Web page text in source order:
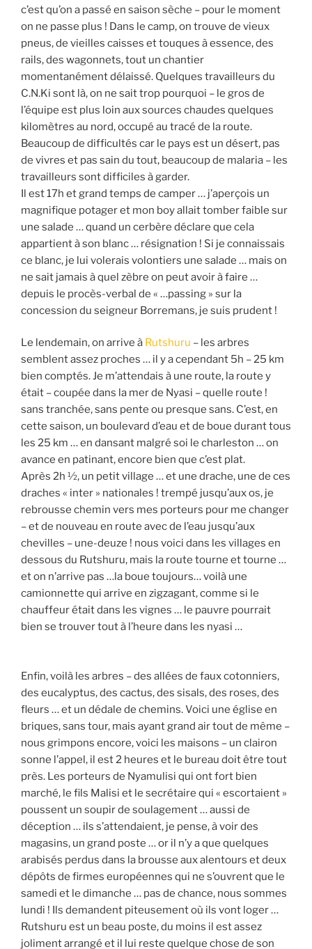
c’est qu’on a passé en saison sèche – pour le moment
on ne passe plus ! Dans le camp, on trouve de vieux
pneus, de vieilles caisses et touques à essence, des
rails, des wagonnets, tout un chantier
momentanément délaissé. Quelques travailleurs du
C.N.Ki sont là, on ne sait trop pourquoi – le gros de
l’équipe est plus loin aux sources chaudes quelques
kilomètres au nord, occupé au tracé de la route.
Beaucoup de difficultés car le pays est un désert, pas
de vivres et pas sain du tout, beaucoup de malaria – les
travailleurs sont difficiles à garder.
Il est 17h et grand temps de camper … j’aperçois un
magnifique potager et mon boy allait tomber faible sur
une salade … quand un cerbère déclare que cela
appartient à son blanc … résignation ! Si je connaissais
ce blanc, je lui volerais volontiers une salade … mais on
ne sait jamais à quel zèbre on peut avoir à faire …
depuis le procès-verbal de « …passing » sur la
concession du seigneur Borremans, je suis prudent !
Le lendemain, on arrive à Rutshuru – les arbres
semblent assez proches … il y a cependant 5h – 25 km
bien comptés. Je m’attendais à une route, la route y
était – coupée dans la mer de Nyasi – quelle route !
sans tranchée, sans pente ou presque sans. C’est, en
cette saison, un boulevard d’eau et de boue durant tous
les 25 km … en dansant malgré soi le charleston … on
avance en patinant, encore bien que c’est plat.
Après 2h ½, un petit village … et une drache, une de ces
draches « inter » nationales ! trempé jusqu’aux os, je
rebrousse chemin vers mes porteurs pour me changer
– et de nouveau en route avec de l’eau jusqu’aux
chevilles – une-deuze ! nous voici dans les villages en
dessous du Rutshuru, mais la route tourne et tourne …
et on n’arrive pas …la boue toujours… voilà une
camionnette qui arrive en zigzagant, comme si le
chauffeur était dans les vignes … le pauvre pourrait
bien se trouver tout à l’heure dans les nyasi …
Enfin, voilà les arbres – des allées de faux cotonniers,
des eucalyptus, des cactus, des sisals, des roses, des
fleurs … et un dédale de chemins. Voici une église en
briques, sans tour, mais ayant grand air tout de même –
nous grimpons encore, voici les maisons – un clairon
sonne l’appel, il est 2 heures et le bureau doit être tout
près. Les porteurs de Nyamulisi qui ont fort bien
marché, le fils Malisi et le secrétaire qui « escortaient »
poussent un soupir de soulagement … aussi de
déception … ils s’attendaient, je pense, à voir des
magasins, un grand poste … or il n’y a que quelques
arabisés perdus dans la brousse aux alentours et deux
dépôts de firmes européennes qui ne s’ouvrent que le
samedi et le dimanche … pas de chance, nous sommes
lundi ! Ils demandent piteusement où ils vont loger …
Rutshuru est un beau poste, du moins il est assez
joliment arrangé et il lui reste quelque chose de son